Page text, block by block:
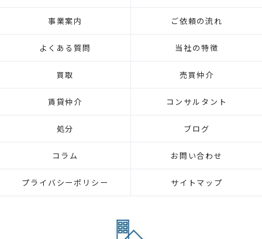
事業案内 ご依頼の流れ
よくある質問 当社の特徴
買取 売買仲介
賃貸仲介 コンサルタント
処分 ブログ
コラム お問い合わせ
プライバシーポリシー サイトマップ